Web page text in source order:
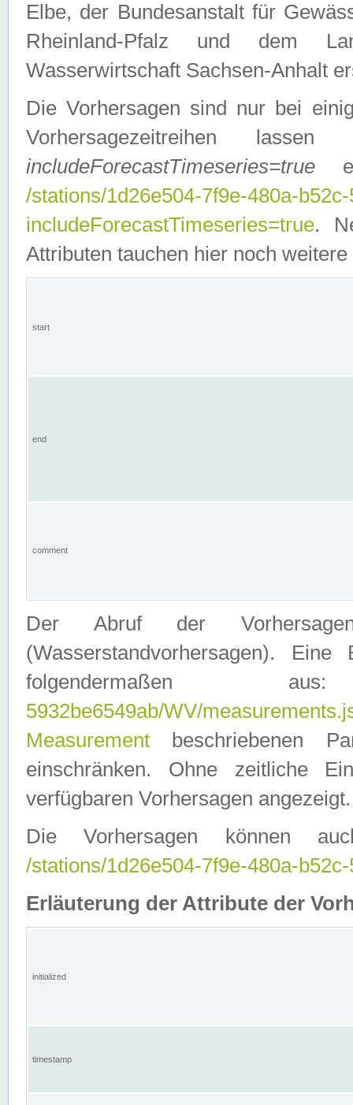
Elbe, der Bundesanstalt für
Rheinland-Pfalz und dem
Wasserwirtschaft Sachsen-Anhalt
Die Vorhersagen sind nur bei
Vorhersagezeitreihen
includeForecastTimeseries=true
/stations/1d26e504-7f9e-480a-
includeForecastTimeseries=true.
Attributen tauchen hier noch weitere
start
end
comment
Der Abruf der
(Wasserstandvorhersagen).
folgendermaßen
5932be6549ab/WV/
Measurement beschriebenen
einschränken. Ohne zeitliche
verfügbaren Vorhersagen angezeigt.
Die Vorhersagen können
/stations/1d26e504-7f9e-480a-
Erläuterung der Attribute der
initialized
timestamp